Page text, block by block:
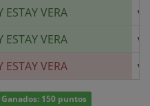
ESTAY VERA
v/
ESTAY VERA
v/
ESTAY VERA v/
150 puntos